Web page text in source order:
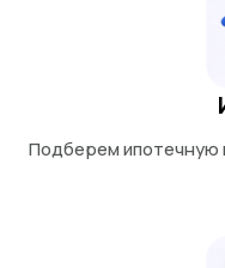
Подберем